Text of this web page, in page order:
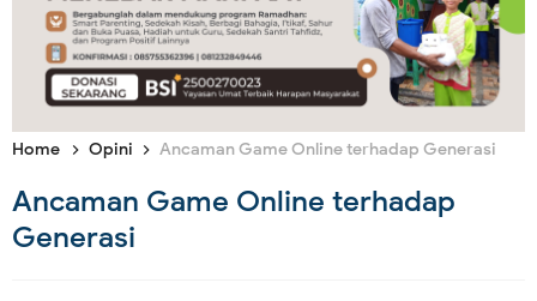
Home Opini Ancaman Game Online terhadap Generasi
Ancaman Game Online terhadap
Generasi